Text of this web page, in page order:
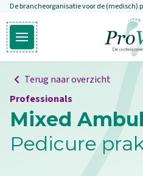
Overslaan en naar de inhoud
De brancheorganisatie voor de (medisch)
Open hoofdmenu
Ga naar
Terug naar overzicht
Professionals
Mixed
Pedicure